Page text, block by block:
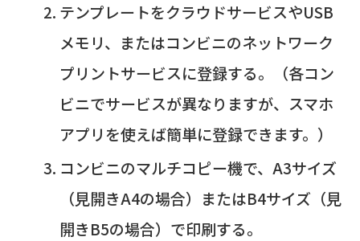
テンプレートをクラウドサービスやUSB
メモリ、またはコンビニのネットワーク
プリントサービスに登録する。（各コン
ビニでサービスが異なりますが、スマホ
アプリを使えば簡単に登録できます。）
コンビニのマルチコピー機で、A3サイズ
（見開きA4の場合）またはB4サイズ（見
開きB5の場合）で印刷する。